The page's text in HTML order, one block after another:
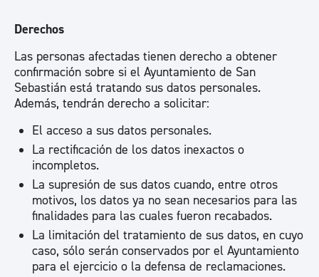
Derechos
Las personas afectadas tienen derecho a obtener
confirmación sobre si el Ayuntamiento de San
Sebastián está tratando sus datos personales.
Además, tendrán derecho a solicitar:
El acceso a sus datos personales.
La rectificación de los datos inexactos o
incompletos.
La supresión de sus datos cuando, entre otros
motivos, los datos ya no sean necesarios para las
finalidades para las cuales fueron recabados.
La limitación del tratamiento de sus datos, en cuyo
caso, sólo serán conservados por el Ayuntamiento
para el ejercicio o la defensa de reclamaciones.